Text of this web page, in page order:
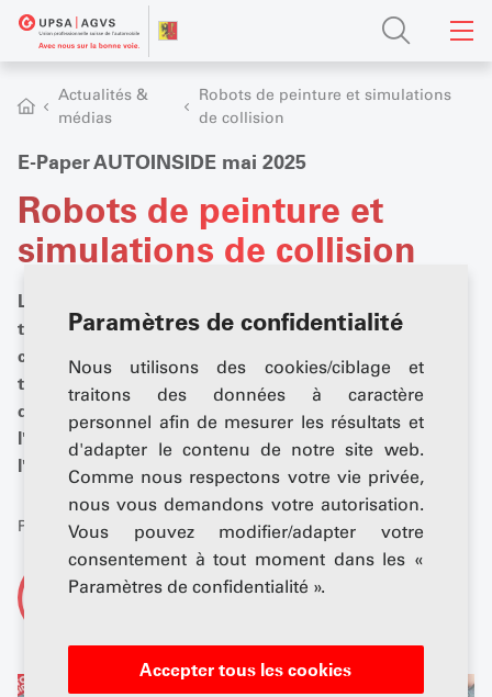
Paramètres de confidentialité
Nous utilisons des cookies/ciblage et
traitons des données à caractère
personnel afin de mesurer les résultats et
d'adapter le contenu de notre site web.
Comme nous respectons votre vie privée,
nous vous demandons votre autorisation.
Vous pouvez modifier/adapter votre
consentement à tout moment dans les «
Paramètres de confidentialité ».
Accepter tous les cookies
Actualités &
médias
Robots de peinture et simulations
de collision
E-Paper AUTOINSIDE mai 2025
Robots de peinture et
simulations de collision
L'édition de mai d'AUTOINSIDE se concentre sur deux
thèmes centraux de la branche automobile suisse : la
carrosserie et la sécurité. Il y est question de
technologies modernes, de solutions pratiques et de
développements actuels. Et dans la grande interview,
l'AUTONSIDE présente le nouveau directeur de
l'UPSA, Christian Wyssmann.
Publié: 01 mai 2025
De